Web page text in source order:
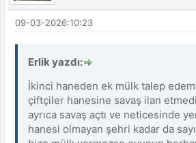
09-03-2026:10:23
Erlik yazdı:
İkinci haneden ek mülk talep
çiftçiler hanesine savaş ilan
ayrıca savaş açtı ve neticesinde
hanesi olmayan şehri kadar da